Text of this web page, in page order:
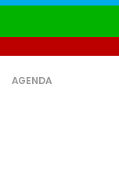
AGENDA